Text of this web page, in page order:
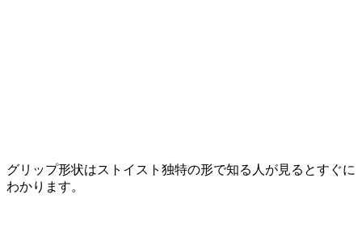
グリップ形状はストイスト独特の形で知る人が見るとすぐに
わかります。